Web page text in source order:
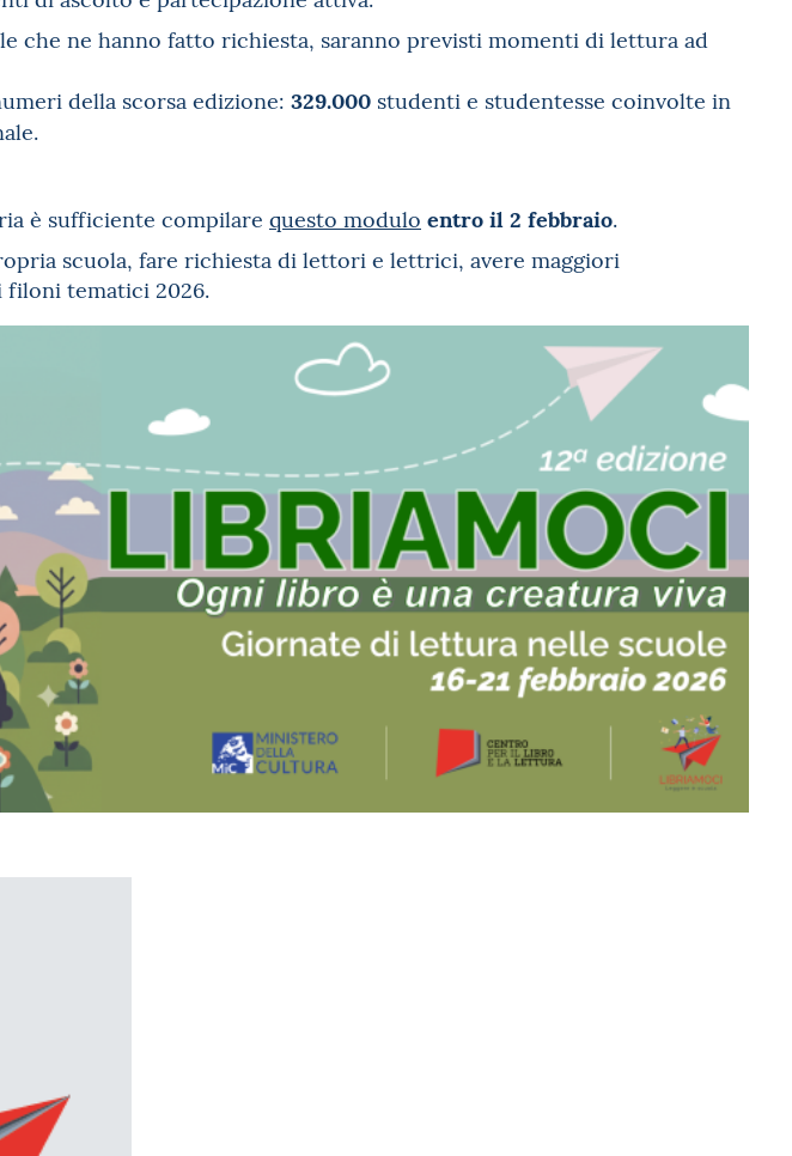
che ne hanno fatto richiesta, saranno previsti momenti di lettura ad
della scorsa edizione: 329.000 studenti e studentesse coinvolte in
è sufficiente compilare questo modulo entro il 2 febbraio.
scuola, fare richiesta di lettori e lettrici, avere maggiori
filoni tematici 2026.